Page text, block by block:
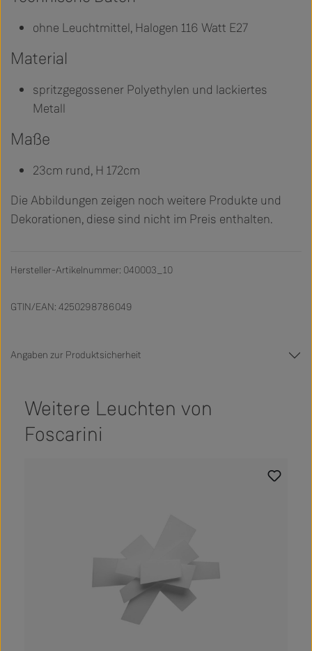
ohne Leuchtmittel, Halogen 116 Watt E27
Material
spritzgegossener Polyethylen und lackiertes
Metall
Maße
23cm rund, H 172cm
Die Abbildungen zeigen noch weitere Produkte und
Dekorationen, diese sind nicht im Preis enthalten.
Hersteller-Artikelnummer: 040003_10
GTIN/EAN: 4250298786049
Angaben zur Produktsicherheit
Weitere Leuchten von
Foscarini